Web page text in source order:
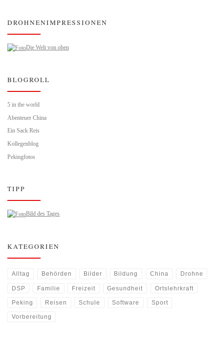
DROHNENIMPRESSIONEN
Die Welt von oben
BLOGROLL
5 in the world
Abenteuer China
Ein Sack Reis
Kollegenblog
Pekingfotos
TIPP
Bild des Tages
KATEGORIEN
Alltag Behörden Bilder Bildung China Drohne
DSP Familie Freizeit Gesundheit Ortslehrkraft
Peking Reisen Schule Software Sport
Vorbereitung